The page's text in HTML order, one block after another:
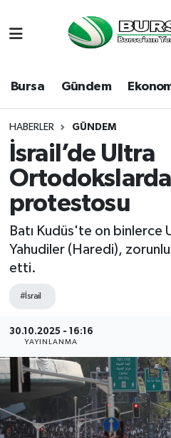
Bursa Gündem
HABERLER GÜNDEM
İsrail’de Ultra
protestosu
Batı Kudüs'te on
Yahudiler (Haredi),
etti.
#İsrail
30.10.2025 - 16:16
YAYINLANMA
Bursa
Dünya
Eğitim
Ekonomi
Genel
Sağlık
Siyaset
Spor
Hava Durumu
Namaz Vakitleri
Trafik Durumu
Süper Lig Puan Durumu
Tüm Manşetler